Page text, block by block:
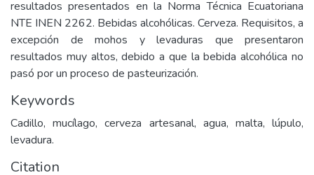
resultados presentados en la Norma Técnica Ecuatoriana
NTE INEN 2262. Bebidas alcohólicas. Cerveza. Requisitos, a
excepción de mohos y levaduras que presentaron
resultados muy altos, debido a que la bebida alcohólica no
pasó por un proceso de pasteurización.
Keywords
Cadillo, mucílago, cerveza artesanal, agua, malta, lúpulo,
levadura.
Citation